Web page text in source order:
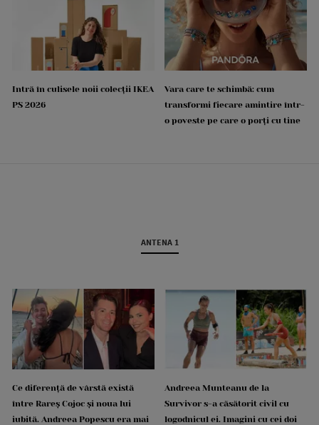
Intră în culisele noii colecții IKEA
PS 2026
Vara care te schimbă: cum
transformi fiecare amintire într-
o poveste pe care o porți cu tine
ANTENA 1
Ce diferență de vârstă există
între Rareș Cojoc și noua lui
iubită. Andreea Popescu era mai
Andreea Munteanu de la
Survivor s-a căsătorit civil cu
logodnicul ei. Imagini cu cei doi